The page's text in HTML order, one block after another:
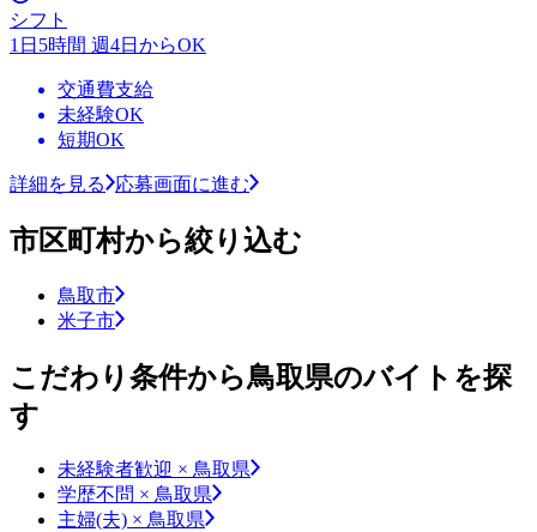
シフト
1日5時間 週4日からOK
交通費支給
未経験OK
短期OK
詳細を見る 応募画面に進む
市区町村から絞り込む
鳥取市
米子市
こだわり条件から鳥取県のバイトを探
す
未経験者歓迎 × 鳥取県
学歴不問 × 鳥取県
主婦(夫) × 鳥取県